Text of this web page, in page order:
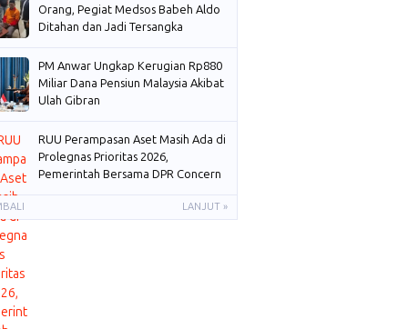
Orang, Pegiat Medsos Babeh Aldo
Ditahan dan Jadi Tersangka
PM Anwar Ungkap Kerugian Rp880
Miliar Dana Pensiun Malaysia Akibat
Ulah Gibran
RUU Perampasan Aset Masih Ada di
Prolegnas Prioritas 2026,
Pemerintah Bersama DPR Concern
LANJUT »